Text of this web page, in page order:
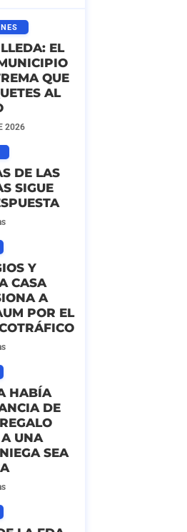
EL
QUE
AL
2026
DE LAS
SIGUE
Y
CASA
A
POR EL
HABÍA
DE
UNA
SEA